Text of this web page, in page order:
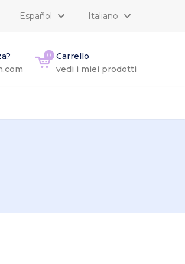
Español Italiano
0
Carrello
vedi i miei prodotti